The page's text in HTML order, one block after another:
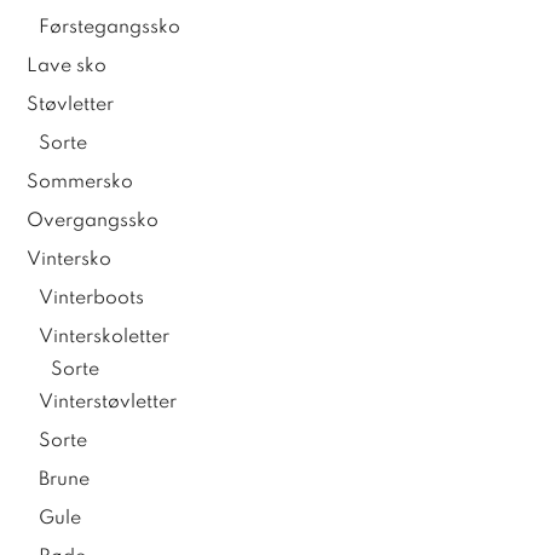
Førstegangssko
Lave sko
Støvletter
Sorte
Sommersko
Overgangssko
Vintersko
Vinterboots
Vinterskoletter
Sorte
Vinterstøvletter
Sorte
Brune
Gule